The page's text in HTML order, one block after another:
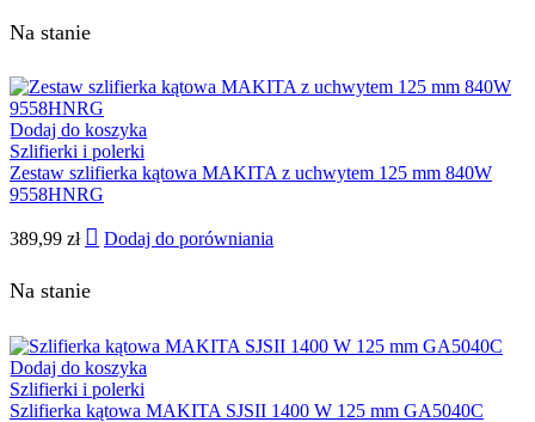
Na stanie
Dodaj do koszyka
Szlifierki i polerki
Zestaw szlifierka kątowa MAKITA z uchwytem 125 mm 840W
9558HNRG
389,99 zł Dodaj do porówniania
Na stanie
Dodaj do koszyka
Szlifierki i polerki
Szlifierka kątowa MAKITA SJSII 1400 W 125 mm GA5040C